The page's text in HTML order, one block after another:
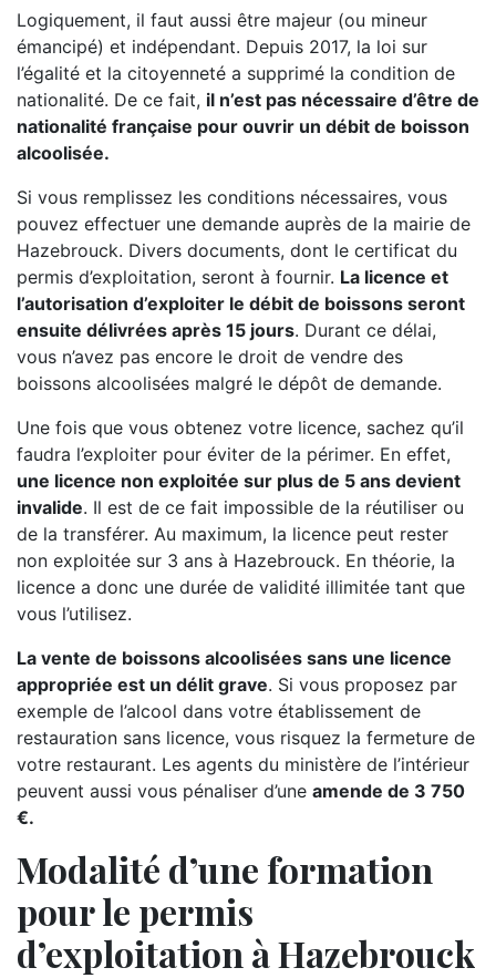
Logiquement, il faut aussi être majeur (ou mineur
émancipé) et indépendant. Depuis 2017, la loi sur
l’égalité et la citoyenneté a supprimé la condition de
nationalité. De ce fait, il n’est pas nécessaire d’être de
nationalité française pour ouvrir un débit de boisson
alcoolisée.
Si vous remplissez les conditions nécessaires, vous
pouvez effectuer une demande auprès de la mairie de
Hazebrouck. Divers documents, dont le certificat du
permis d’exploitation, seront à fournir. La licence et
l’autorisation d’exploiter le débit de boissons seront
ensuite délivrées après 15 jours. Durant ce délai,
vous n’avez pas encore le droit de vendre des
boissons alcoolisées malgré le dépôt de demande.
Une fois que vous obtenez votre licence, sachez qu’il
faudra l’exploiter pour éviter de la périmer. En effet,
une licence non exploitée sur plus de 5 ans devient
invalide. Il est de ce fait impossible de la réutiliser ou
de la transférer. Au maximum, la licence peut rester
non exploitée sur 3 ans à Hazebrouck. En théorie, la
licence a donc une durée de validité illimitée tant que
vous l’utilisez.
La vente de boissons alcoolisées sans une licence
appropriée est un délit grave. Si vous proposez par
exemple de l’alcool dans votre établissement de
restauration sans licence, vous risquez la fermeture de
votre restaurant. Les agents du ministère de l’intérieur
peuvent aussi vous pénaliser d’une amende de 3 750
€.
Modalité d’une formation
pour le permis
d’exploitation à Hazebrouck